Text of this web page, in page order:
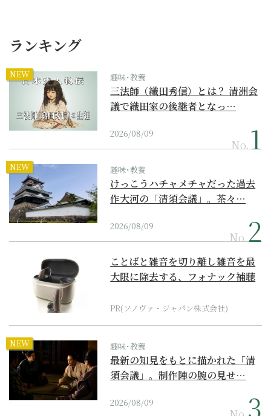
ランキング
NEW 趣味･教養
三法師（織田秀信）とは？ 清洲会
議で織田家の後継者となっ…
2026/08/09
No.
NEW 趣味･教養
けっこうハチャメチャだった過去
作大河の「清須会議」。茶々…
2026/08/09
No.
ことばと雑音を切り離し雑音を最
大限に除去する、フォナック補聴
PR(ソノヴァ・ジャパン株式会社)
NEW 趣味･教養
最新の知見をもとに描かれた「清
須会議」。制作陣の腕の見せ…
2026/08/09